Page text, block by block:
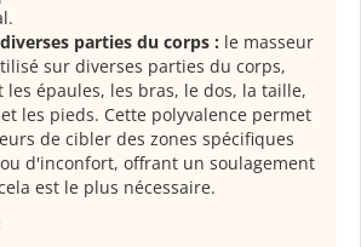
parties du corps : le masseur
sur diverses parties du corps,
les épaules, les bras, le dos, la taille,
les pieds. Cette polyvalence permet
de cibler des zones spécifiques
d'inconfort, offrant un soulagement
est le plus nécessaire.